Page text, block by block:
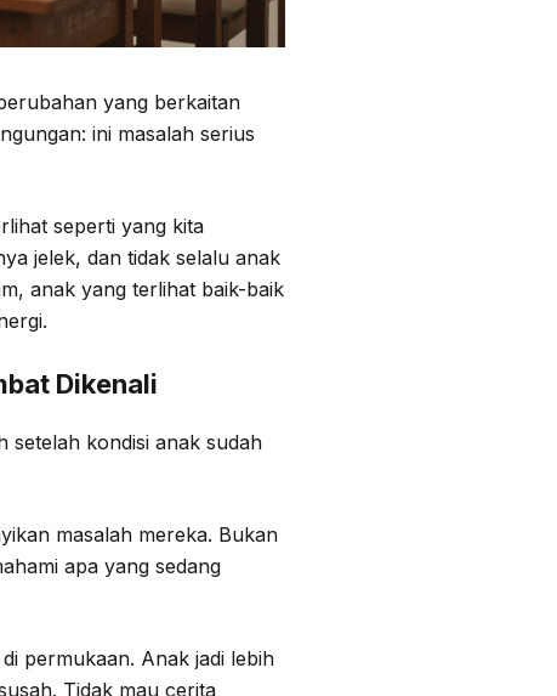
yang berkaitan
ini masalah serius
seperti yang kita
jelek, dan tidak selalu anak
anak yang terlihat baik-baik
Dikenali
setelah kondisi anak sudah
masalah mereka. Bukan
apa yang sedang
permukaan. Anak jadi lebih
Tidak mau cerita